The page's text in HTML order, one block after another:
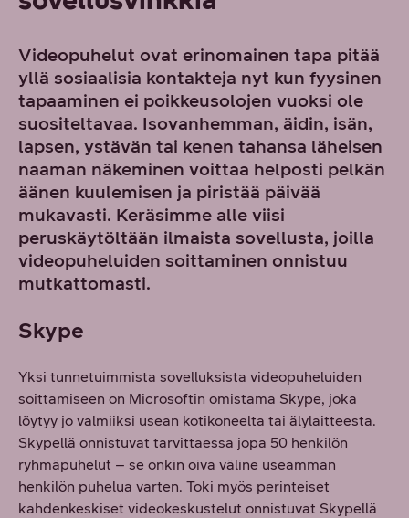
Videopuhelut ovat erinomainen tapa pitää
yllä sosiaalisia kontakteja nyt kun fyysinen
tapaaminen ei poikkeusolojen vuoksi ole
suositeltavaa. Isovanhemman, äidin, isän,
lapsen, ystävän tai kenen tahansa läheisen
naaman näkeminen voittaa helposti pelkän
äänen kuulemisen ja piristää päivää
mukavasti. Keräsimme alle viisi
peruskäytöltään ilmaista sovellusta, joilla
videopuheluiden soittaminen onnistuu
mutkattomasti.
Skype
Yksi tunnetuimmista sovelluksista videopuheluiden
soittamiseen on Microsoftin omistama Skype, joka
löytyy jo valmiiksi usean kotikoneelta tai älylaitteesta.
Skypellä onnistuvat tarvittaessa jopa 50 henkilön
ryhmäpuhelut – se onkin oiva väline useamman
henkilön puhelua varten. Toki myös perinteiset
kahdenkeskiset videokeskustelut onnistuvat Skypellä